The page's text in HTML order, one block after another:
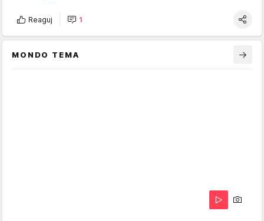
Reaguj 1
MONDO TEMA